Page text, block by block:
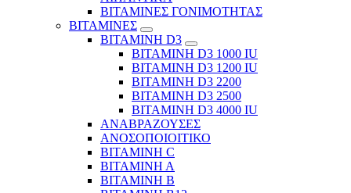
ΒΙΤΑΜΙΝΕΣ ΓΟΝΙΜΟΤΗΤΑΣ
ΒΙΤΑΜΙΝΕΣ
ΒΙΤΑΜΙΝΗ D3
ΒΙΤΑΜΙΝΗ D3 1000 IU
ΒΙΤΑΜΙΝΗ D3 1200 IU
ΒΙΤΑΜΙΝΗ D3 2200
ΒΙΤΑΜΙΝΗ D3 2500
BITAMINH D3 4000 IU
ΑΝΑΒΡΑΖΟΥΣΕΣ
ΑΝΟΣΟΠΟΙΟΙΤΙΚΟ
ΒΙΤΑΜΙΝΗ C
ΒΙΤΑΜΙΝΗ Α
ΒΙΤΑΜΙΝΗ Β